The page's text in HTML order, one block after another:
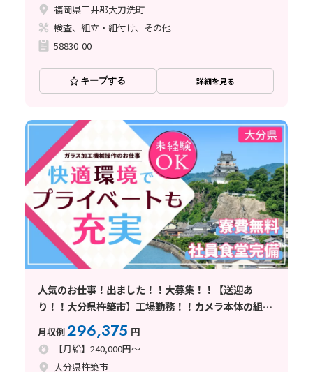
福岡県三井郡大刀洗町
検査、組立・組付け、その他
58830-00
キープする 詳細を見る
人気のお仕事！出ました！！大募集！！【送迎あ
り！！大分県杵築市】工場勤務！！カメラ本体の組立
♪ ★寮費無料★ 大分県きつきしのお仕事
月収例296,375 円
【月給】240,000円～
大分県杵築市